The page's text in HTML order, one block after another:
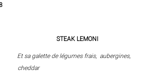
& TARIFS
LEMONI
Et sa galette de légumes frais, aubergines,
cheddar